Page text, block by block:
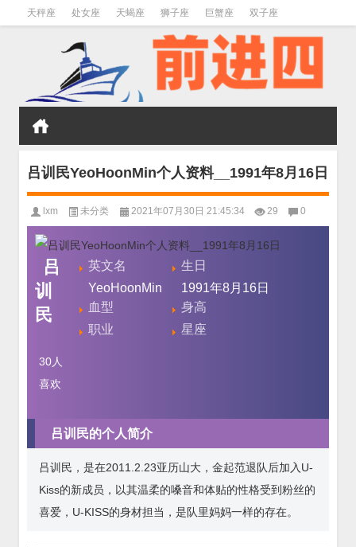
天秤座 处女座 天蝎座 狮子座 巨蟹座 双子座
吕训民YeoHoonMin个人资料__1991年8月16日
lxm 未分类 2021年07月30日 21:45:34 29 0
吕
训
民
30人
喜欢
英文名
YeoHoonMin
生日
1991年8月16日
血型
身高
职业
星座
吕训民的个人简介
吕训民，是在2011.2.23亚历山大，金起范退队后加入U-
Kiss的新成员，以其温柔的嗓音和体贴的性格受到粉丝的
喜爱，U-KISS的身材担当，是队里妈妈一样的存在。